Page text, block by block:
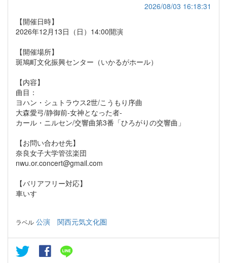
2026/08/03 16:18:31
【開催日時】
2026年12月13日（日）14:00開演
【開催場所】
斑鳩町文化振興センター（いかるがホール）
【内容】
曲目：
ヨハン・シュトラウス2世/こうもり序曲
大森愛弓/静御前-女神となった者-
カール・ニルセン/交響曲第3番「ひろがりの交響曲」
【お問い合わせ先】
奈良女子大学管弦楽団
nwu.or.concert@gmail.com
【バリアフリー対応】
車いす
ラベル 公演 関西元気文化圏